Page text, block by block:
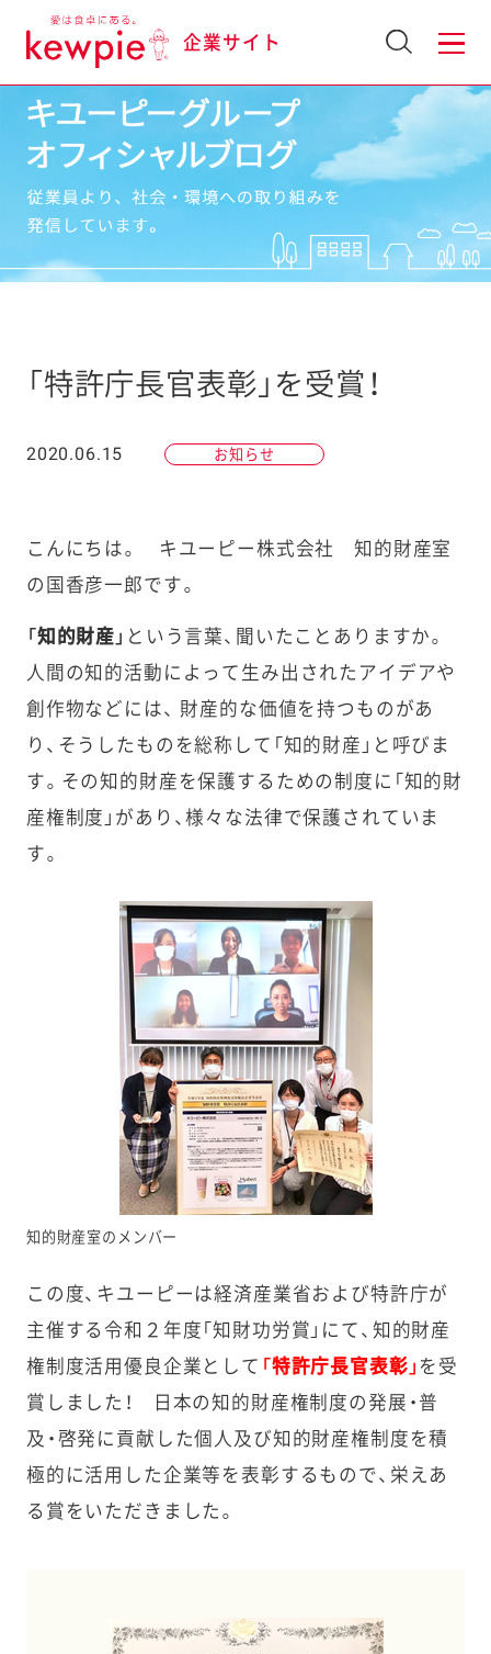
企業サイト
「特許庁長官表彰」を受賞！
2020.06.15 お知らせ
こんにちは。 キユーピー株式会社 知的財産室
の国香彦一郎です。
「知的財産」 という言葉、聞いたことありますか。
人間の知的活動によって生み出されたアイデアや
創作物などには、 財産的な価値を持つものがあ
り、そうしたものを総称して「知的財産」と呼びま
す。その知的財産を保護するための制度に「知的財
産権制度」があり、様々な法律で保護されていま
す。
知的財産室のメンバー
この度、キユーピーは経済産業省および特許庁が
主催する令和２年度「知財功労賞」にて、知的財産
権制度活用優良企業として 「特許庁長官表彰」 を受
賞しました！ 日本の知的財産権制度の発展・普
及・啓発に貢献した個人及び知的財産権制度を積
極的に活用した企業等を表彰するもので、栄えあ
る賞をいただきました。